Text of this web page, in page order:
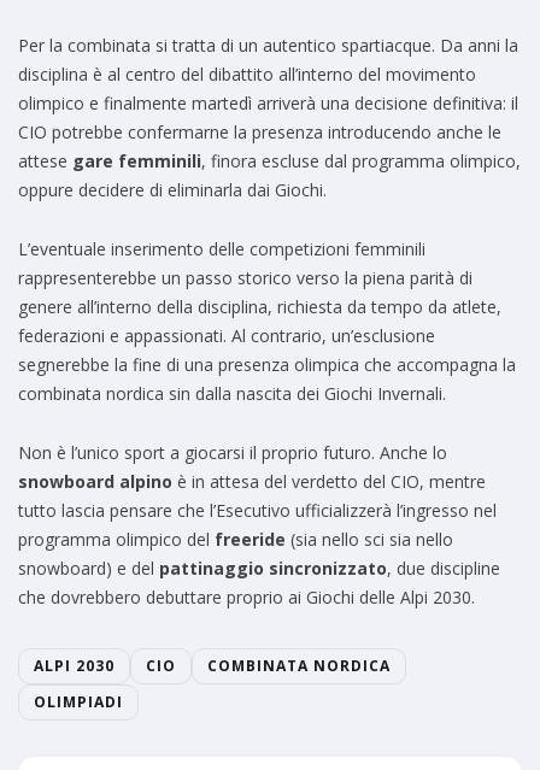
Per la combinata si tratta di un autentico spartiacque. Da anni la
disciplina è al centro del dibattito all’interno del movimento
olimpico e finalmente martedì arriverà una decisione definitiva: il
CIO potrebbe confermarne la presenza introducendo anche le
attese gare femminili, finora escluse dal programma olimpico,
oppure decidere di eliminarla dai Giochi.
L’eventuale inserimento delle competizioni femminili
rappresenterebbe un passo storico verso la piena parità di
genere all’interno della disciplina, richiesta da tempo da atlete,
federazioni e appassionati. Al contrario, un’esclusione
segnerebbe la fine di una presenza olimpica che accompagna la
combinata nordica sin dalla nascita dei Giochi Invernali.
Non è l’unico sport a giocarsi il proprio futuro. Anche lo
snowboard alpino è in attesa del verdetto del CIO, mentre
tutto lascia pensare che l’Esecutivo ufficializzerà l’ingresso nel
programma olimpico del freeride (sia nello sci sia nello
snowboard) e del pattinaggio sincronizzato, due discipline
che dovrebbero debuttare proprio ai Giochi delle Alpi 2030.
ALPI 2030 CIO
COMBINATA NORDICA
OLIMPIADI